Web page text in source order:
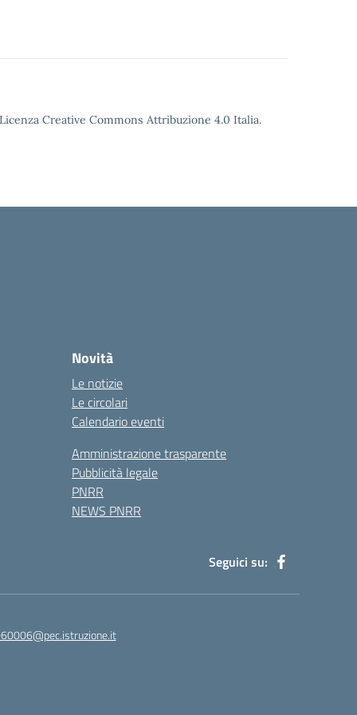
Creative Commons Attribuzione 4.0 Italia.
Novità
Le notizie
Le circolari
Calendario eventi
Amministrazione trasparente
Pubblicità legale
PNRR
NEWS PNRR
Seguici su: